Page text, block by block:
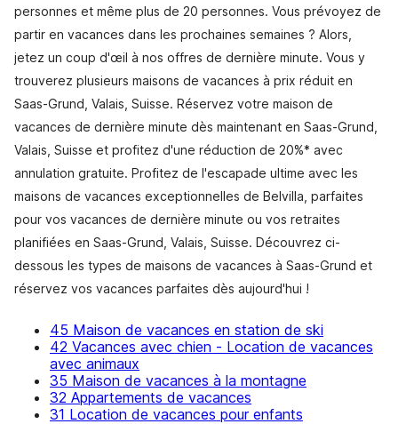
personnes et même plus de 20 personnes. Vous prévoyez de
partir en vacances dans les prochaines semaines ? Alors,
jetez un coup d'œil à nos offres de dernière minute. Vous y
trouverez plusieurs maisons de vacances à prix réduit en
Saas-Grund, Valais, Suisse. Réservez votre maison de
vacances de dernière minute dès maintenant en Saas-Grund,
Valais, Suisse et profitez d'une réduction de 20%* avec
annulation gratuite. Profitez de l'escapade ultime avec les
maisons de vacances exceptionnelles de Belvilla, parfaites
pour vos vacances de dernière minute ou vos retraites
planifiées en Saas-Grund, Valais, Suisse. Découvrez ci-
dessous les types de maisons de vacances à Saas-Grund et
réservez vos vacances parfaites dès aujourd'hui !
45 Maison de vacances en station de ski
42 Vacances avec chien - Location de vacances
avec animaux
35 Maison de vacances à la montagne
32 Appartements de vacances
31 Location de vacances pour enfants